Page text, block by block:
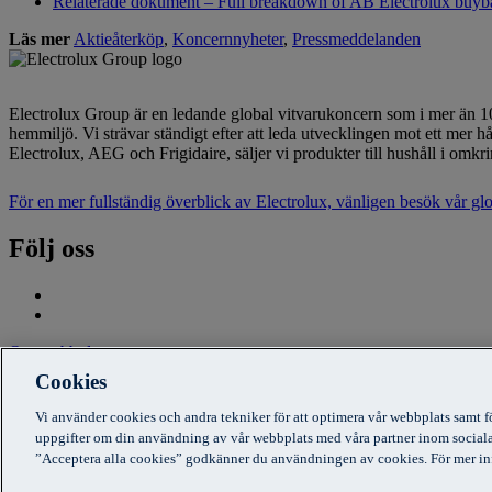
Läs mer Aktieåterköp, Koncernnyheter, Pressmeddelanden
Electrolux Group är en ledande global vitvarukoncern som i mer än
hemmiljö. Vi strävar ständigt efter att leda utvecklingen mot ett mer
Electrolux, AEG och Frigidaire, säljer vi produkter till hushåll i
För en mer fullständig överblick av Electrolux, vänligen besök vår
Följ oss
Om webbplatsen
Användarvillkor
Cookiemeddelande
Integritetspolicy
AB Electrolux (publ), SE-105 45 Stockholm, Sweden. Company
Cookies
Vi använder cookies och andra tekniker för att optimera vår webbplats samt
uppgifter om din användning av vår webbplats med våra partner inom
”Acceptera alla cookies” godkänner du användningen av cookies. För mer